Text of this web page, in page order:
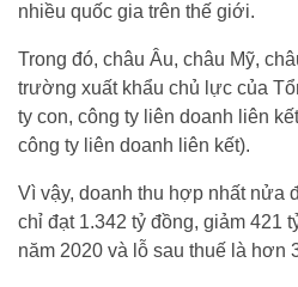
nhiều quốc gia trên thế giới.
Trong đó, châu Âu, châu Mỹ,
trường xuất khẩu chủ lực của
ty con, công ty liên doanh liên
công ty liên doanh liên kết).
Vì vậy, doanh thu hợp nhất nửa
chỉ đạt 1.342 tỷ đồng, giảm 421
năm 2020 và lỗ sau thuế là hơn